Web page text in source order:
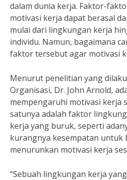
dalam dunia kerja. Faktor-
motivasi kerja dapat berasal
mulai dari lingkungan kerja
individu. Namun, bagaimana
faktor tersebut agar motivasi
Menurut penelitian yang
Organisasi, Dr. John Arnold,
mempengaruhi motivasi kerja
satunya adalah faktor
kerja yang buruk, seperti
kurangnya kesempatan untuk
menurunkan motivasi kerja
“Sebuah lingkungan kerja